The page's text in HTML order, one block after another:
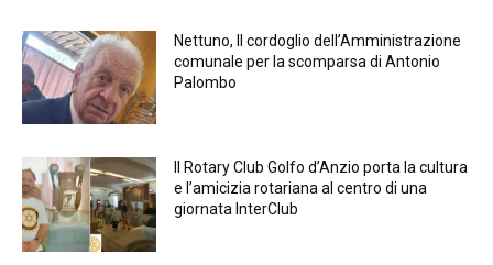
Nettuno, Il cordoglio dell’Amministrazione
comunale per la scomparsa di Antonio
Palombo
Il Rotary Club Golfo d’Anzio porta la cultura
e l’amicizia rotariana al centro di una
giornata InterClub